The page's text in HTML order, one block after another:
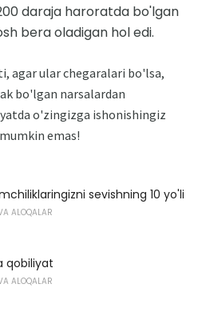
daraja haroratda bo'lgan
bera oladigan hol edi.
agar ular chegaralari bo'lsa,
bo'lgan narsalardan
o'zingizga ishonishingiz
emas!
sevishning 10 yo'li
ALOQALAR
qobiliyat
ALOQALAR